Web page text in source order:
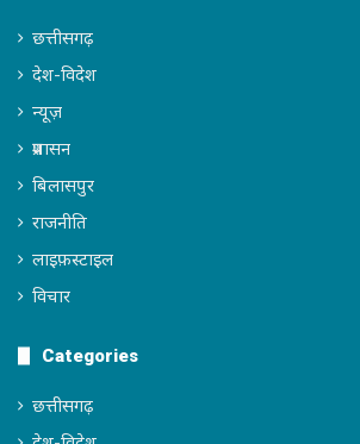
छत्तीसगढ़
देश-विदेश
न्यूज़
प्रशासन
बिलासपुर
राजनीति
लाइफ़स्टाइल
विचार
Categories
छत्तीसगढ़